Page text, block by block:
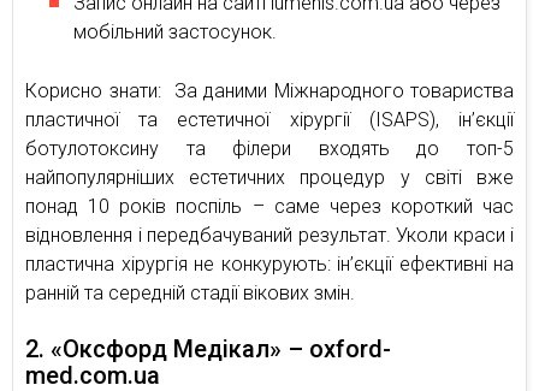
мобільний застосунок.
Корисно знати: За даними Міжнародного товариства
пластичної та естетичної хірургії (ISAPS), ін’єкції
ботулотоксину та філери входять до топ-5
найпопулярніших естетичних процедур у світі вже
понад 10 років поспіль – саме через короткий час
відновлення і передбачуваний результат. Уколи краси і
пластична хірургія не конкурують: ін’єкції ефективні на
ранній та середній стадії вікових змін.
2. «Оксфорд Медікал» – oxford-
med.com.ua